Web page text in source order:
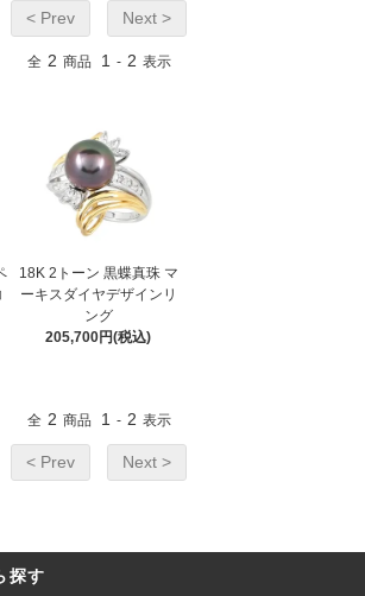
< Prev Next >
全 2 商品 1 - 2 表示
18K 2トーン 黒蝶真珠 マ
ーキスダイヤデザインリ
ング
205,700円(税込)
全 2 商品 1 - 2 表示
< Prev Next >
探す